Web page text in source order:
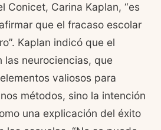
Conicet, Carina Kaplan, “es
que el fracaso escolar
Kaplan indicó que el
las neurociencias, que
valiosos para
métodos, sino la intención
una explicación del éxito